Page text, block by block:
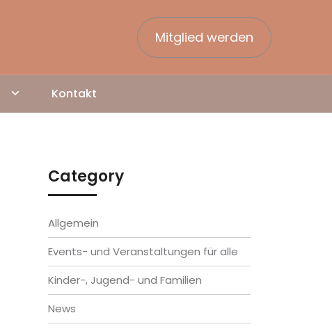
Mitglied werden
Kontakt
Category
Allgemein
Events- und Veranstaltungen für alle
Kinder-, Jugend- und Familien
News